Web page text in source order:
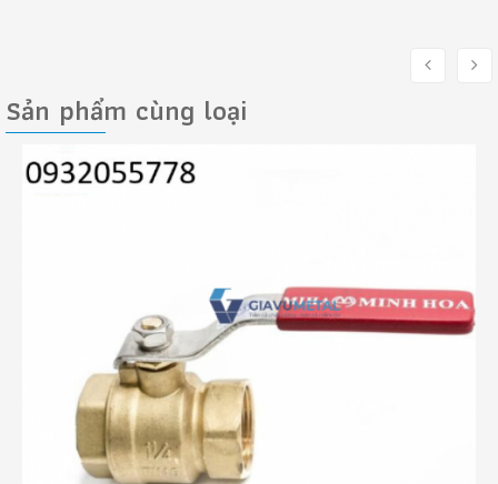
Sản phẩm cùng loại